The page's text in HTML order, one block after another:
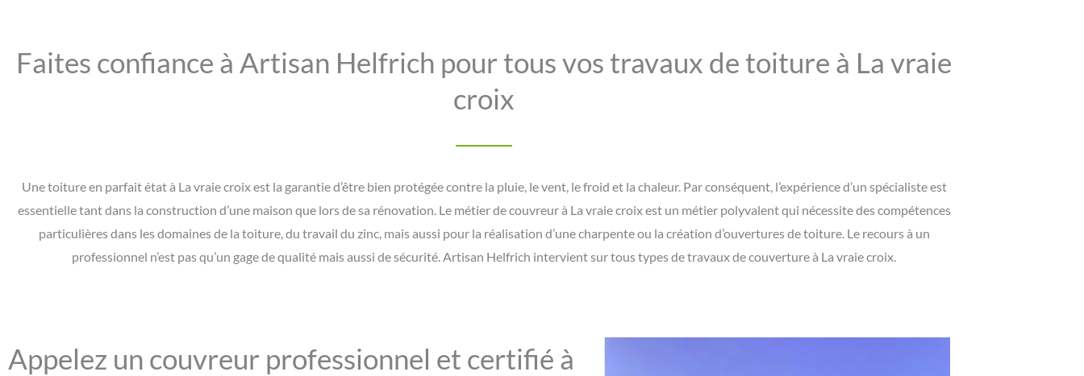
Faites confiance à Artisan Helfrich pour tous vos travaux de toiture à La vraie
croix
Une toiture en parfait état à La vraie croix est la garantie d’être bien protégée contre la pluie, le vent, le froid et la chaleur. Par conséquent, l’expérience d’un spécialiste est
essentielle tant dans la construction d’une maison que lors de sa rénovation. Le métier de couvreur à La vraie croix est un métier polyvalent qui nécessite des compétences
particulières dans les domaines de la toiture, du travail du zinc, mais aussi pour la réalisation d’une charpente ou la création d’ouvertures de toiture. Le recours à un
professionnel n’est pas qu’un gage de qualité mais aussi de sécurité. Artisan Helfrich intervient sur tous types de travaux de couverture à La vraie croix.
Appelez un couvreur professionnel et certifié à